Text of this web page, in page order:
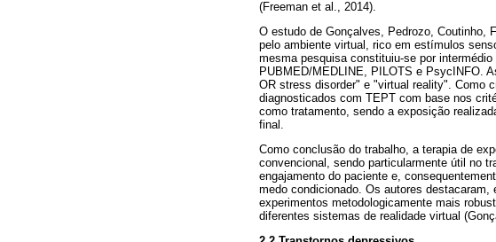
(Freeman et al., 2014).
O estudo de Gonçalves, Pedrozo, Coutinho,
pelo ambiente virtual, rico em estímulos
mesma pesquisa constituiu-se por
PUBMED/MEDLINE, PILOTS e PsycINFO.
OR stress disorder" e "virtual reality". Como
diagnosticados com TEPT com base nos
como tratamento, sendo a exposição
final.
Como conclusão do trabalho, a terapia de
convencional, sendo particularmente útil no
engajamento do paciente e,
medo condicionado. Os autores
experimentos metodologicamente mais
diferentes sistemas de realidade virtual